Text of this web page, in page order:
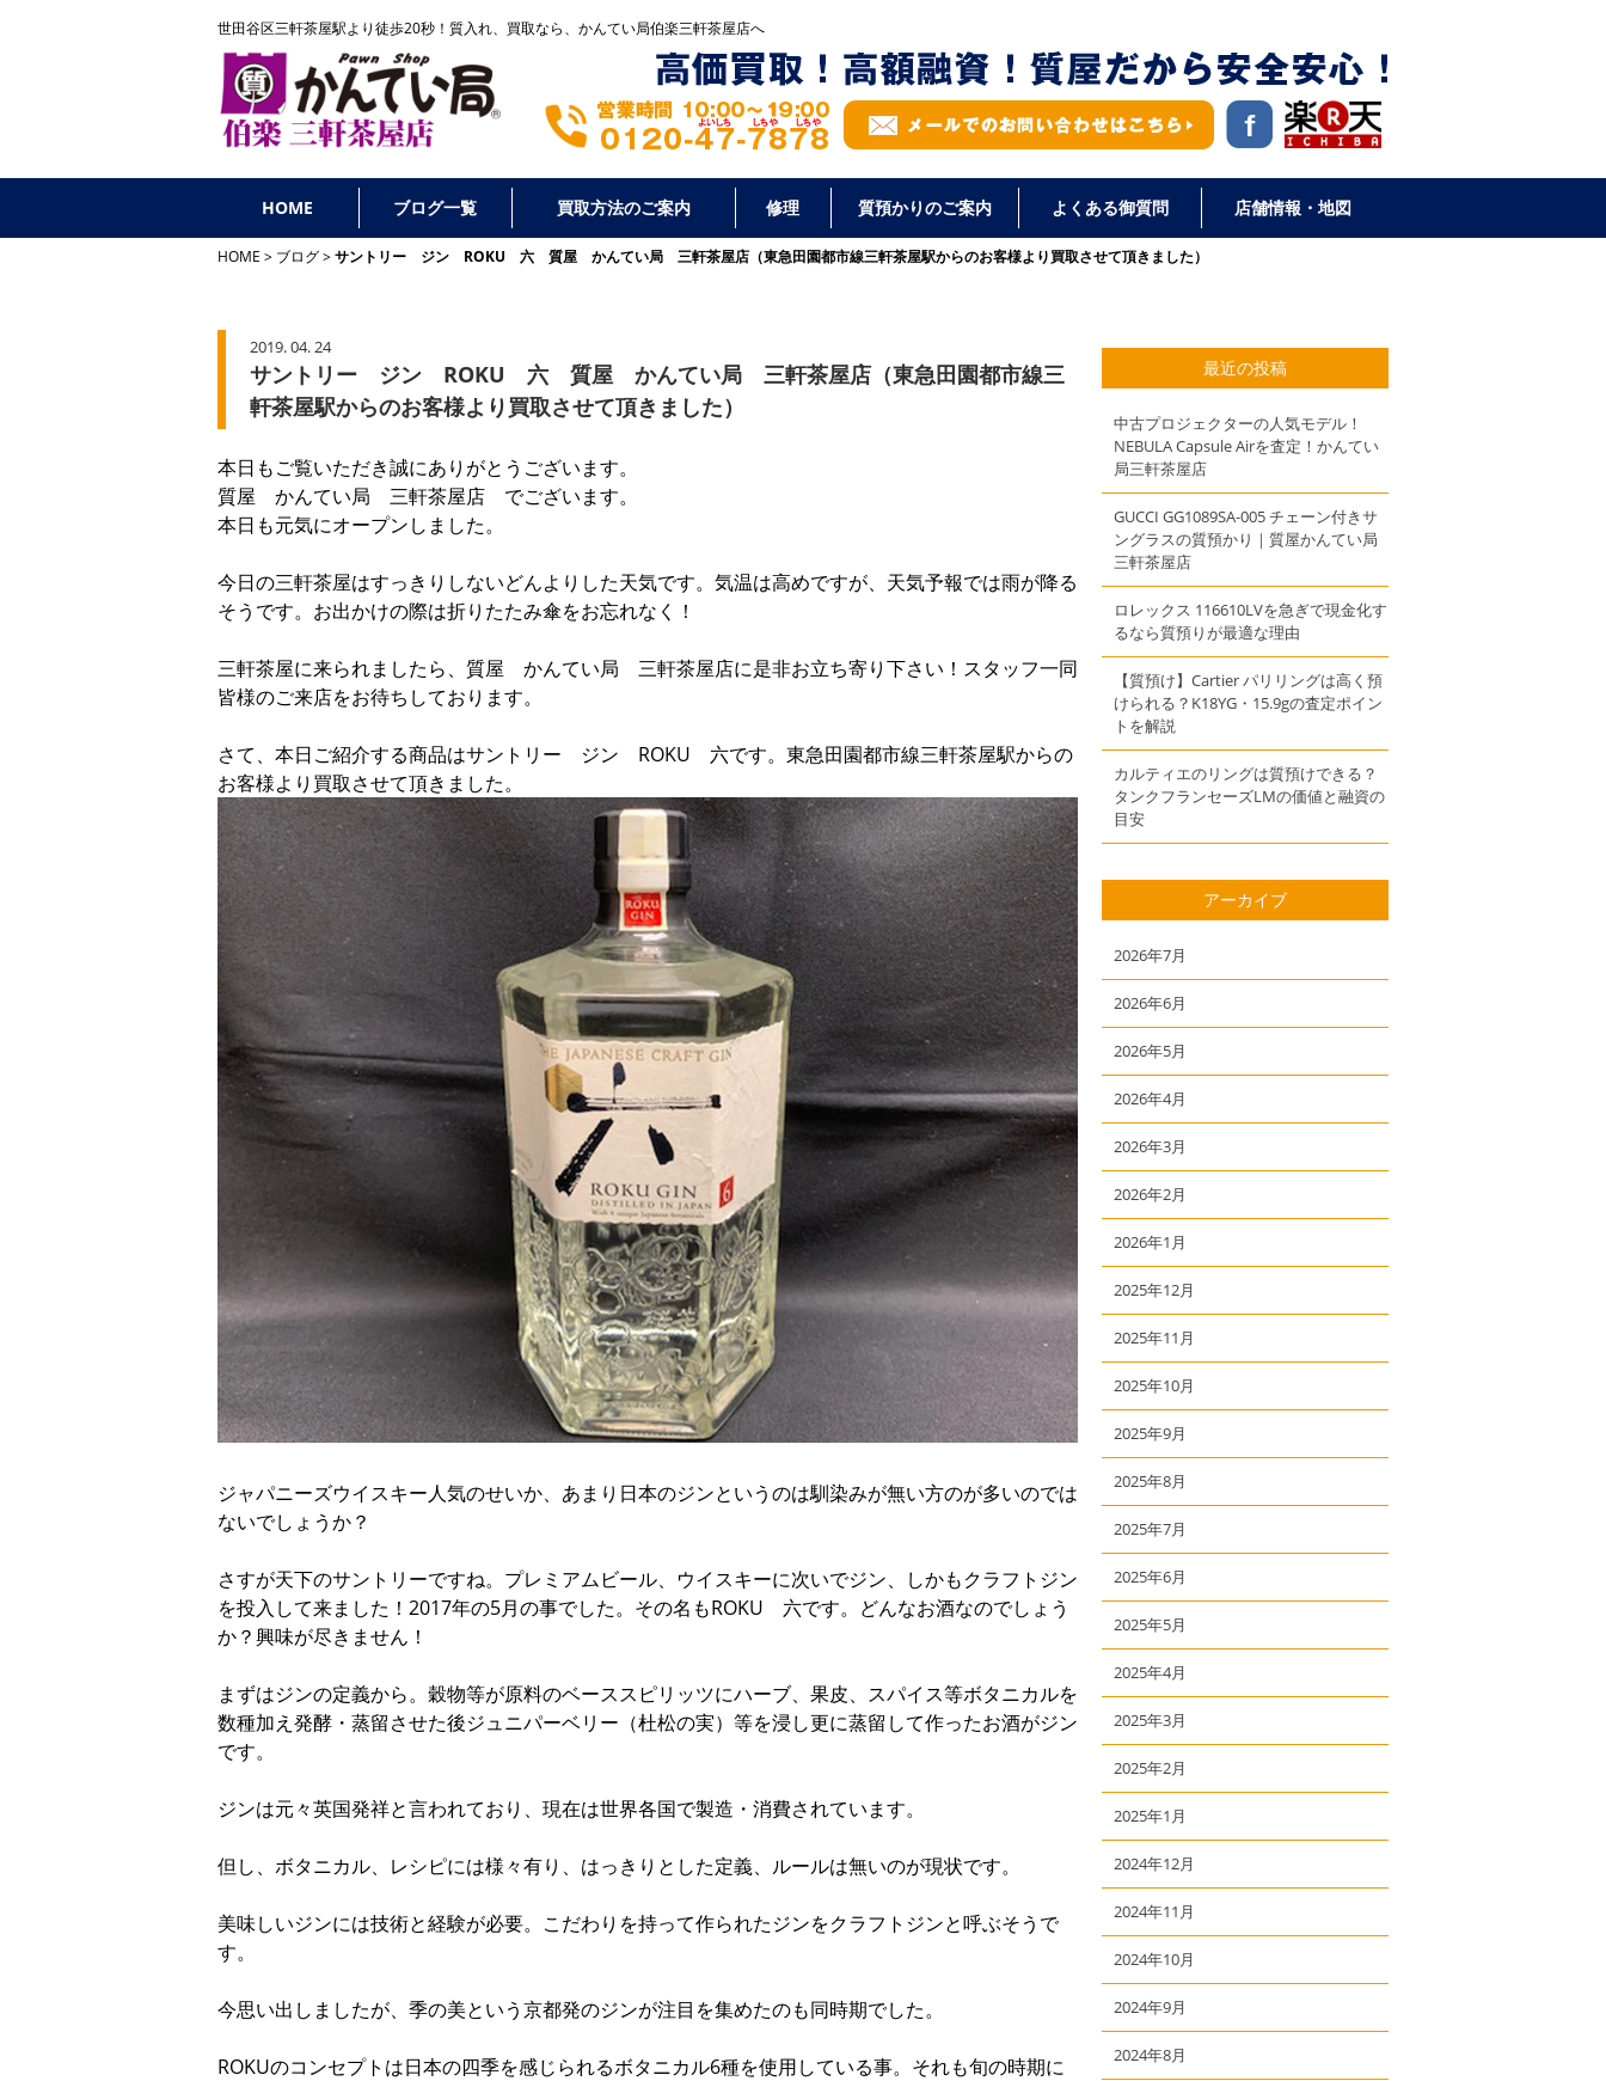
世田谷区三軒茶屋駅より徒歩20秒！ 質入れ、買取なら、かんてい局伯楽三軒茶屋店へ
HOME ブログ一覧 買取方法のご案内 修理 質預かりのご案内 よくある御質問 店舗情報・地図
HOME ブログ サントリー ジン ROKU 六 質屋 かんてい局 三軒茶屋店（東急田園都市線三軒茶屋駅からのお客様より買取させて頂きました）
2019. 04. 24
サントリー ジン ROKU 六 質屋 かんてい局 三軒茶屋店（東急田園都市線三
軒茶屋駅からのお客様より買取させて頂きました）
本日もご覧いただき誠にありがとうございます。
質屋 かんてい局 三軒茶屋店 でございます。
本日も元気にオープンしました。
今日の三軒茶屋はすっきりしないどんよりした天気です。気温は高めですが、天気予報では雨が降る
そうです。お出かけの際は折りたたみ傘をお忘れなく！
三軒茶屋に来られましたら、質屋 かんてい局 三軒茶屋店に是非お立ち寄り下さい！スタッフ一同
皆様のご来店をお待ちしております。
さて、本日ご紹介する商品はサントリー ジン ROKU 六です。東急田園都市線三軒茶屋駅からの
お客様より買取させて頂きました。
ジャパニーズウイスキー人気のせいか、あまり日本のジンというのは馴染みが無い方のが多いのでは
ないでしょうか？
さすが天下のサントリーですね。プレミアムビール、ウイスキーに次いでジン、しかもクラフトジン
を投入して来ました！2017年の5月の事でした。その名もROKU 六です。どんなお酒なのでしょう
か？興味が尽きません！
まずはジンの定義から。穀物等が原料のベーススピリッツにハーブ、果皮、スパイス等ボタニカルを
数種加え発酵・蒸留させた後ジュニパーベリー（杜松の実）等を浸し更に蒸留して作ったお酒がジン
です。
ジンは元々英国発祥と言われており、現在は世界各国で製造・消費されています。
但し、ボタニカル、レシピには様々有り、はっきりとした定義、ルールは無いのが現状です。
美味しいジンには技術と経験が必要。こだわりを持って作られたジンをクラフトジンと呼ぶそうで
す。
今思い出しましたが、季の美という京都発のジンが注目を集めたのも同時期でした。
ROKUのコンセプトは日本の四季を感じられるボタニカル6種を使用している事。それも旬の時期に
最近の投稿
中古プロジェクターの人気モデル！
NEBULA Capsule Airを査定！かんてい
局三軒茶屋店
GUCCI GG1089SA-005 チェーン付きサ
ングラスの質預かり｜質屋かんてい局
三軒茶屋店
ロレックス 116610LVを急ぎで現金化す
るなら質預りが最適な理由
【質預け】Cartier パリリングは高く預
けられる？K18YG・15.9gの査定ポイン
トを解説
カルティエのリングは質預けできる？
タンクフランセーズLMの価値と融資の
目安
アーカイブ
2026年7月
2026年6月
2026年5月
2026年4月
2026年3月
2026年2月
2026年1月
2025年12月
2025年11月
2025年10月
2025年9月
2025年8月
2025年7月
2025年6月
2025年5月
2025年4月
2025年3月
2025年2月
2025年1月
2024年12月
2024年11月
2024年10月
2024年9月
2024年8月